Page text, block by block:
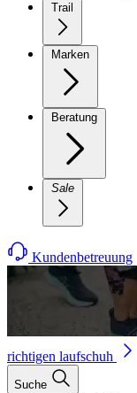
Trail
Marken
Beratung
Sale
Kundenbetreuung
richtigen laufschuh
Suche